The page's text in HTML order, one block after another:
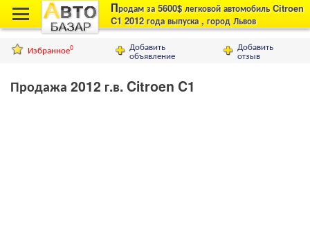
Продам за 5600$ легковой автомобиль Citroen
C1 2012 года выпуска , город Львов
Добавить
отзыв
Добавить
объявление
Избранное0
Продажа 2012 г.в. Citroen C1